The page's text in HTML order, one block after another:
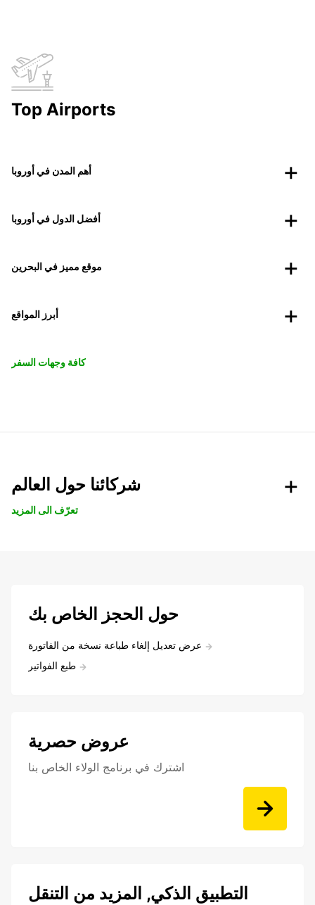
Top Airports
أهم المدن في أوروبا
أفضل الدول في أوروبا
موقع مميز في البحرين
أبرز المواقع
كافة وجهات السفر
شركائنا حول العالم
تعرّف الى المزيد
حول الحجز الخاص بك
عرض تعديل إلغاء طباعة نسخة من الفاتورة
طبع الفواتير
عروض حصرية
اشترك في برنامج الولاء الخاص بنا
التطبيق الذكي, المزيد من التنقل